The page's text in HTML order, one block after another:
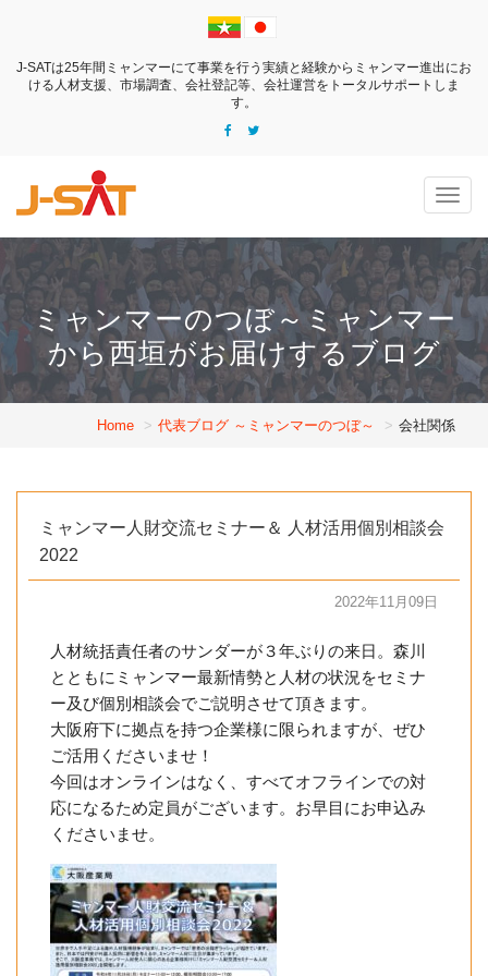
J-SATは25年間ミャンマーにて事業を行う実績と経験からミャンマー進出にお
ける 人材支援、市場調査、会社登記等、会社運営をトータルサポートしま
す。
ミャンマーのつぼ～ミャンマー
から西垣がお届けするブログ
Home 代表ブログ ～ミャンマーのつぼ～ 会社関係
ミャンマー人財交流セミナー＆ 人材活用個別相談会
2022
2022年11月09日
人材統括責任者のサンダーが３年ぶりの来日。森川
とともにミャンマー最新情勢と人材の状況をセミナ
ー及び個別相談会でご説明させて頂きます。
大阪府下に拠点を持つ企業様に限られますが、ぜひ
ご活用くださいませ！
今回はオンラインはなく、すべてオフラインでの対
応になるため定員がございます。お早目にお申込み
くださいませ。